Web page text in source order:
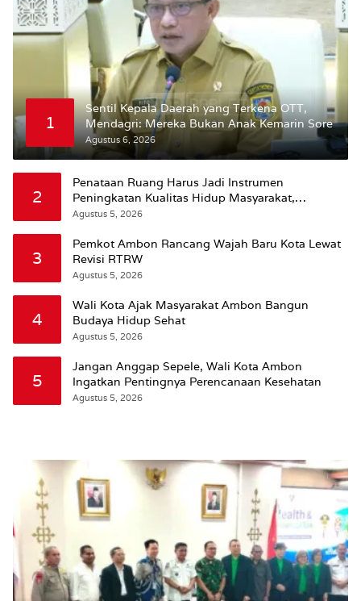
1
Sentil Kepala Daerah yang Terkena OTT,
Mendagri: Mereka Bukan Anak Kemarin Sore
Agustus 6, 2026
2
Penataan Ruang Harus Jadi Instrumen
Peningkatan Kualitas Hidup Masyarakat,
Wattimena: Revisi RT-RW Ditetapkan Pemkot
Agustus 5, 2026
3
Pemkot Ambon Rancang Wajah Baru Kota Lewat
Revisi RTRW
Agustus 5, 2026
4
Wali Kota Ajak Masyarakat Ambon Bangun
Budaya Hidup Sehat
Agustus 5, 2026
5
Jangan Anggap Sepele, Wali Kota Ambon
Ingatkan Pentingnya Perencanaan Kesehatan
Agustus 5, 2026